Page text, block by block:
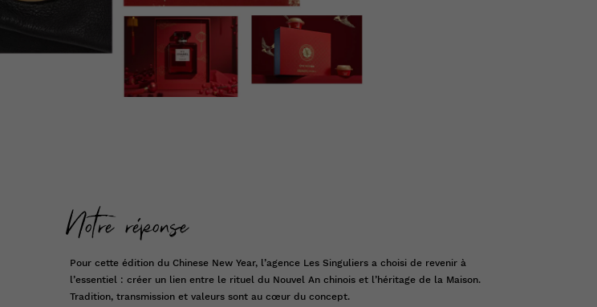
Notre réponse
Pour cette édition du Chinese New Year, l’agence Les Singuliers a choisi de revenir à
l’essentiel : créer un lien entre le rituel du Nouvel An chinois et l’héritage de la Maison.
Tradition, transmission et valeurs sont au cœur du concept.